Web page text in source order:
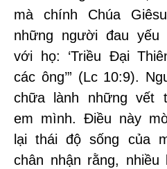
mà chính Chúa
những người đau
với họ: ‘Triều Đại
các ông’” (Lc 10:9).
chữa lành những vết
em mình. Điều này
lại thái độ sống của
chân nhận rằng,